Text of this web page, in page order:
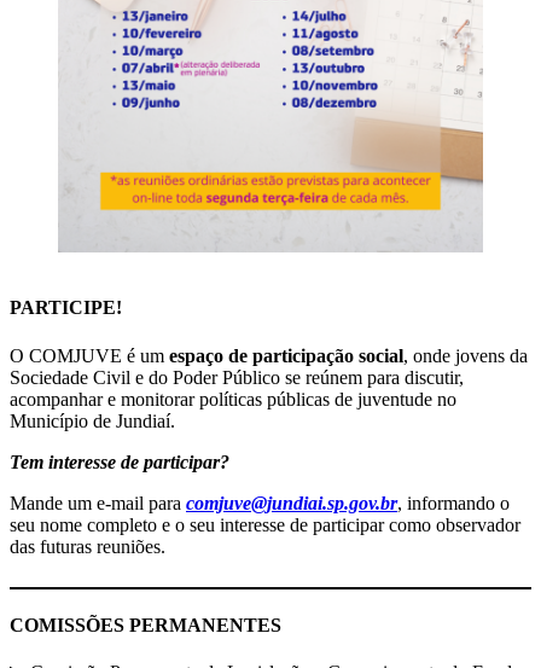
PARTICIPE!
O COMJUVE é um espaço de participação social, onde jovens da
Sociedade Civil e do Poder Público se reúnem para discutir,
acompanhar e monitorar políticas públicas de juventude no
Município de Jundiaí.
Tem interesse de participar?
Mande um e-mail para comjuve@jundiai.sp.gov.br, informando o
seu nome completo e o seu interesse de participar como observador
das futuras reuniões.
COMISSÕES PERMANENTES